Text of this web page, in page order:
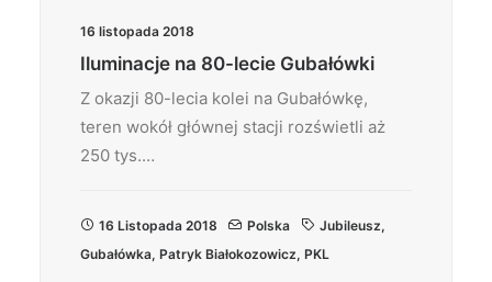
16 listopada 2018
Iluminacje na 80-lecie Gubałówki
Z okazji 80-lecia kolei na Gubałówkę,
teren wokół głównej stacji rozświetli aż
250 tys.…
16 Listopada 2018 Polska Jubileusz,
Gubałówka, Patryk Białokozowicz, PKL